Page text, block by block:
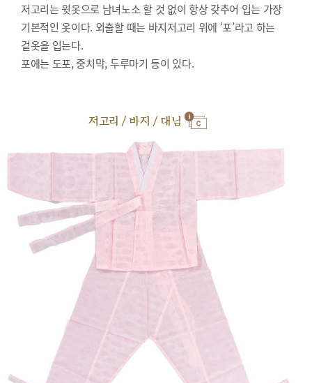
저고리는 윗옷으로 남녀노소 할 것 없이 항상 갖추어 입는 가장
기본적인 옷이다. 외출할 때는 바지저고리 위에 ‘포’라고 하는
겉옷을 입는다.
포에는 도포, 중치막, 두루마기 등이 있다.
저고리 / 바지 / 대님